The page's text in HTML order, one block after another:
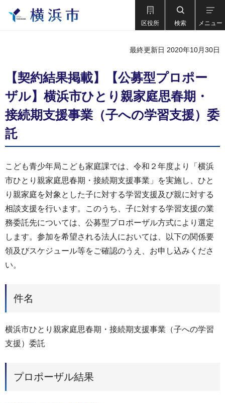
区役所 検索 メニュー
最終更新日 2020年10月30日
【契約結果掲載】【公募型プロポー
ザル】横浜市ひとり親家庭思春期・
接続期支援事業（子への学習支援）委
託
こども青少年局こども家庭課では、令和２年度より「横浜
市ひとり親家庭思春期・接続期支援事業」を実施し、ひと
り親家庭を対象とした子に対する学習支援及び親に対する
相談支援を行います。このうち、子に対する学習支援の業
務委託先については、公募型プロポーザル方式により選定
します。参加を希望される法人においては、以下の関係要
領及びスケジュール等をご確認のうえ、お申し込みくださ
い。
件名
横浜市ひとり親家庭思春期・接続期支援事業（子への学習
支援）委託
プロポーザル結果